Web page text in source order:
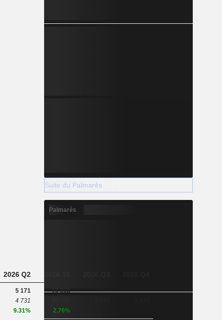
2026 Q2
5 171
4 731
9.31%
10 995
2.76%
Suite du Palmarès
Palmarès